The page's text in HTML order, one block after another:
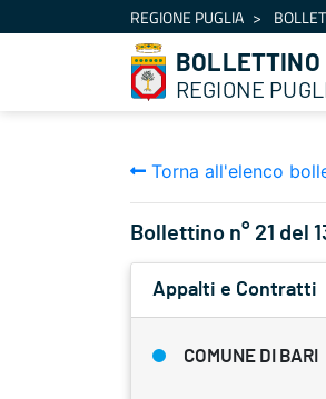
Salta al contenutoREGIONE PUGLIA
REGIONE
Torna all'elenco
Bollettino n° 21 del
Appalti e Contratti
COMUNE DI BARI